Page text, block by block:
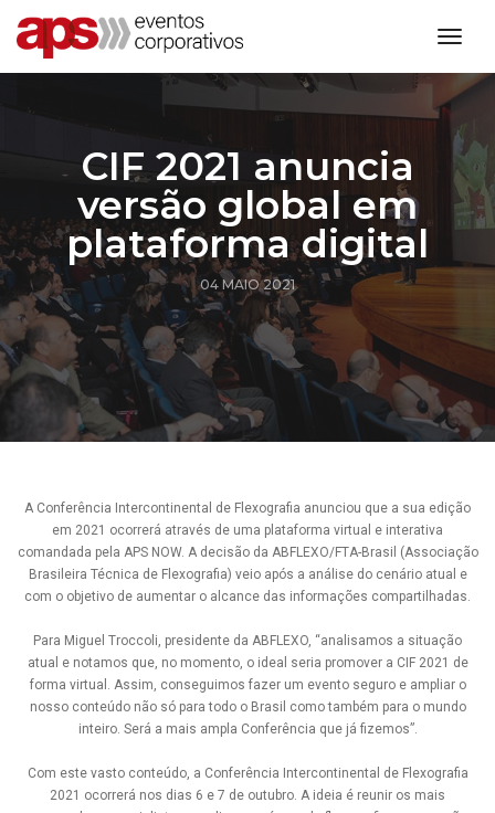
CIF 2021 anuncia
versão global em
plataforma digital
04 MAIO 2021
A Conferência Intercontinental de Flexografia anunciou que a sua edição
em 2021 ocorrerá através de uma plataforma virtual e interativa
comandada pela APS NOW. A decisão da ABFLEXO/FTA-Brasil (Associação
Brasileira Técnica de Flexografia) veio após a análise do cenário atual e
com o objetivo de aumentar o alcance das informações compartilhadas.
Para Miguel Troccoli, presidente da ABFLEXO, “analisamos a situação
atual e notamos que, no momento, o ideal seria promover a CIF 2021 de
forma virtual. Assim, conseguimos fazer um evento seguro e ampliar o
nosso conteúdo não só para todo o Brasil como também para o mundo
inteiro. Será a mais ampla Conferência que já fizemos”.
Com este vasto conteúdo, a Conferência Intercontinental de Flexografia
2021 ocorrerá nos dias 6 e 7 de outubro. A ideia é reunir os mais